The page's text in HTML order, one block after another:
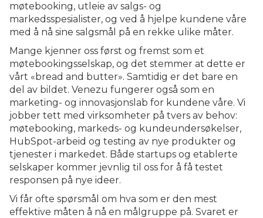
møtebooking, utleie av salgs- og
markedsspesialister, og ved å hjelpe kundene våre
med å nå sine salgsmål på en rekke ulike måter.
Mange kjenner oss først og fremst som et
møtebookingsselskap, og det stemmer at dette er
vårt «bread and butter». Samtidig er det bare en
del av bildet. Venezu fungerer også som en
marketing- og innovasjonslab for kundene våre. Vi
jobber tett med virksomheter på tvers av behov:
møtebooking, markeds- og kundeundersøkelser,
HubSpot-arbeid og testing av nye produkter og
tjenester i markedet. Både startups og etablerte
selskaper kommer jevnlig til oss for å få testet
responsen på nye ideer.
Vi får ofte spørsmål om hva som er den mest
effektive måten å nå en målgruppe på. Svaret er